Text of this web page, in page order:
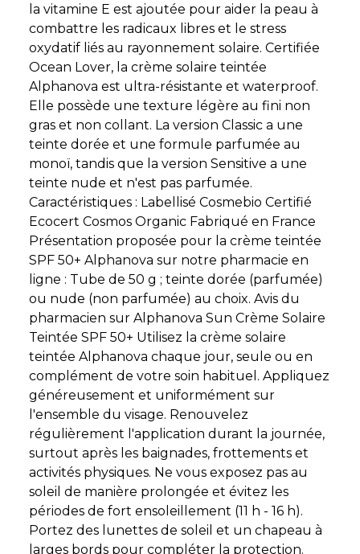
la vitamine E est ajoutée pour aider la peau à
combattre les radicaux libres et le stress
oxydatif liés au rayonnement solaire. Certifiée
Ocean Lover, la crème solaire teintée
Alphanova est ultra-résistante et waterproof.
Elle possède une texture légère au fini non
gras et non collant. La version Classic a une
teinte dorée et une formule parfumée au
monoï, tandis que la version Sensitive a une
teinte nude et n'est pas parfumée.
Caractéristiques : Labellisé Cosmebio Certifié
Ecocert Cosmos Organic Fabriqué en France
Présentation proposée pour la crème teintée
SPF 50+ Alphanova sur notre pharmacie en
ligne : Tube de 50 g ; teinte dorée (parfumée)
ou nude (non parfumée) au choix. Avis du
pharmacien sur Alphanova Sun Crème Solaire
Teintée SPF 50+ Utilisez la crème solaire
teintée Alphanova chaque jour, seule ou en
complément de votre soin habituel. Appliquez
généreusement et uniformément sur
l'ensemble du visage. Renouvelez
régulièrement l'application durant la journée,
surtout après les baignades, frottements et
activités physiques. Ne vous exposez pas au
soleil de manière prolongée et évitez les
périodes de fort ensoleillement (11 h - 16 h).
Portez des lunettes de soleil et un chapeau à
larges bords pour compléter la protection.